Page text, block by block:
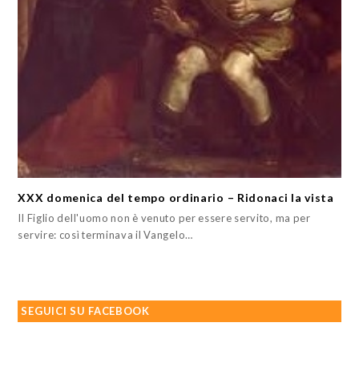
XXX domenica del tempo ordinario – Ridonaci la vista
Il Figlio dell'uomo non è venuto per essere servito, ma per
servire: così terminava il Vangelo…
SEGUICI SU FACEBOOK